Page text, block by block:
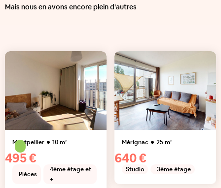
Mais nous en avons encore plein d'autres
Montpellier 10m²
495 €
Pièces
4ème étage et
+
Mérignac 25m²
640 €
Studio 3ème étage